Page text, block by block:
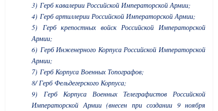
3) Герб кавалерии Российской Императорской Армии;
4) Герб артиллерии Российской Императорской Армии;
5) Герб крепостных войск Российской Императорской
Армии;
6) Герб Инженерного Корпуса Российской Императорской
Армии;
7) Герб Корпуса Военных Топографов;
8/ Герб Фельдегерского Корпуса;
9) Герб Корпуса Военных Телеграфистов Российской
Императорской Армии (внесен при создании 9 ноября